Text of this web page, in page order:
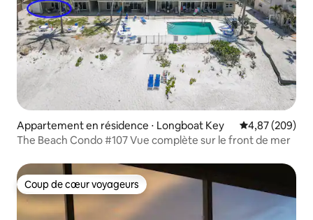
Appartement en résidence ⋅ Longboat Key Évaluation
4,87 (209)
The Beach Condo #107 Vue complète sur le front de mer
Coup de cœur voyageurs
Coup de cœur voyageurs